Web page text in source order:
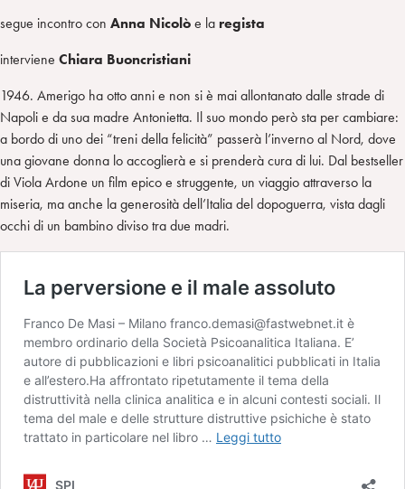
segue incontro con Anna Nicolò e la regista
interviene Chiara Buoncristiani
1946. Amerigo ha otto anni e non si è mai allontanato dalle strade di
Napoli e da sua madre Antonietta. Il suo mondo però sta per cambiare:
a bordo di uno dei “treni della felicità” passerà l’inverno al Nord, dove
una giovane donna lo accoglierà e si prenderà cura di lui. Dal bestseller
di Viola Ardone un film epico e struggente, un viaggio attraverso la
miseria, ma anche la generosità dell’Italia del dopoguerra, vista dagli
occhi di un bambino diviso tra due madri.